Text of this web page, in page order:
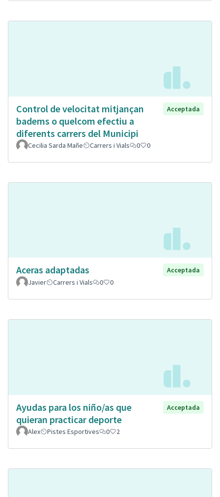
Control de velocitat mitjançan
badems o quelcom efectiu a
diferents carrers del Municipi
Acceptada
Cecilia Sarda Mañe Carrers i Vials 0 0
Aceras adaptadas
Acceptada
Javier
Carrers i Vials 0 0
Ayudas para los niño/as que
quieran practicar deporte
Acceptada
Alex Pistes Esportives 0 2